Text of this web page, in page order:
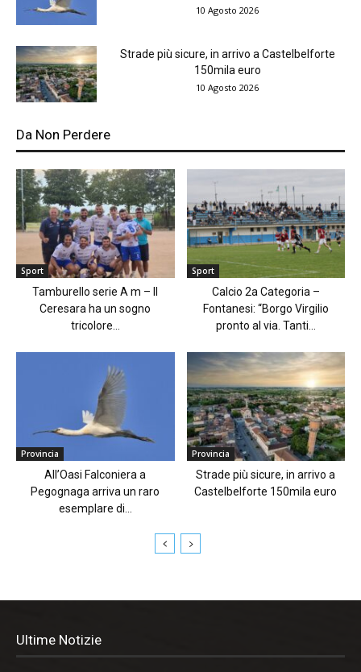
10 Agosto 2026
Strade più sicure, in arrivo a Castelbelforte
150mila euro
10 Agosto 2026
Da Non Perdere
Sport
Tamburello serie A m – Il
Ceresara ha un sogno
tricolore...
Sport
Calcio 2a Categoria –
Fontanesi: “Borgo Virgilio
pronto al via. Tanti...
Provincia
All’Oasi Falconiera a
Pegognaga arriva un raro
esemplare di...
Provincia
Strade più sicure, in arrivo a
Castelbelforte 150mila euro
Ultime Notizie